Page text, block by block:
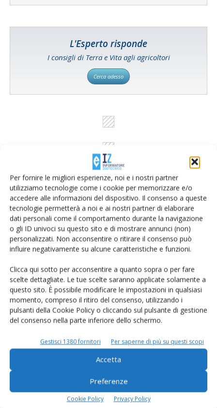
Per fornire le migliori esperienze, noi e i nostri partner
utilizziamo tecnologie come i cookie per memorizzare e/o
accedere alle informazioni del dispositivo. Il consenso a queste
tecnologie permetterà a noi e ai nostri partner di elaborare
dati personali come il comportamento durante la navigazione
o gli ID univoci su questo sito e di mostrare annunci (non)
personalizzati. Non acconsentire o ritirare il consenso può
influire negativamente su alcune caratteristiche e funzioni.
Clicca qui sotto per acconsentire a quanto sopra o per fare
scelte dettagliate. Le tue scelte saranno applicate solamente a
questo sito. È possibile modificare le impostazioni in qualsiasi
momento, compreso il ritiro del consenso, utilizzando i
pulsanti della Cookie Policy o cliccando sul pulsante di gestione
del consenso nella parte inferiore dello schermo.
Gestisci 1380 fornitori Per saperne di più su questi scopi
Accetta
Preferenze
Cookie Policy Privacy Policy
L'Esperto risponde
I consigli di Terra e Vita agli agricoltori
Cerca adesso
Rimani aggiornato sul mondo
dell’agricoltura
© Tecniche Nuove Spa. Tutti i diritti riservati. Sede legale Via Eritrea 21 -